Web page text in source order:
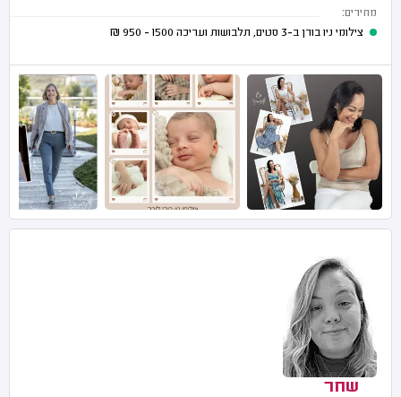
מחירים:
צילומי ניו בורן ב-3 סטים, תלבושות ועריכה
1500 - 950
₪
שחר